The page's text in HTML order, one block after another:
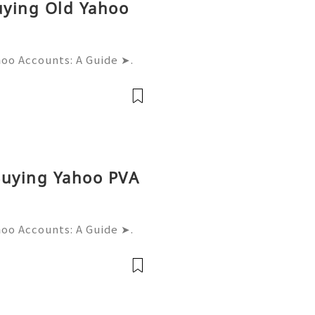
Old Yahoo
Accounts: A Guide ➤.
Yahoo PVA
Accounts: A Guide ➤.